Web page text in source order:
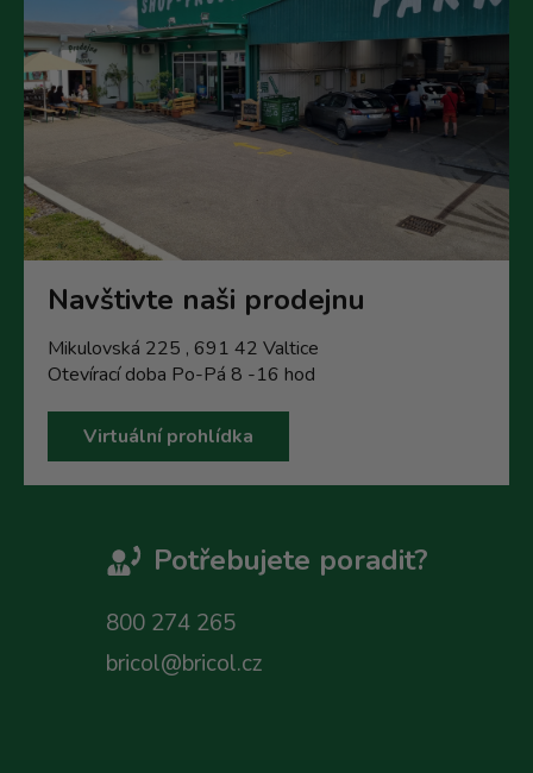
Navštivte naši prodejnu
Mikulovská 225 , 691 42 Valtice
Otevírací doba Po-Pá 8 -16 hod
Virtuální prohlídka
Potřebujete poradit?
800 274 265
bricol@bricol.cz